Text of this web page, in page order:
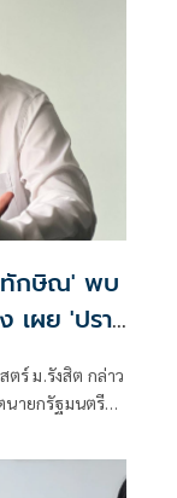
'ทักษิณ' พบ
เผย 'ปรา
มีอำนาจตัว
ร์ ม.รังสิต กล่าว
ายกรัฐมนตรี
สมมาเป็นเวลา